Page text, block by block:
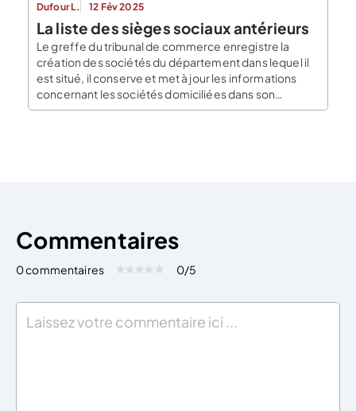
Dufour L. 12 Fév 2025
La liste des sièges sociaux antérieurs
Le greffe du tribunal de commerce enregistre la
création des sociétés du département dans lequel il
est situé, il conserve et met à jour les informations
concernant les sociétés domiciliées dans son
département. Lors du transfert d’une personne
Commentaires
0 commentaires Évaluez cet article:
0/5